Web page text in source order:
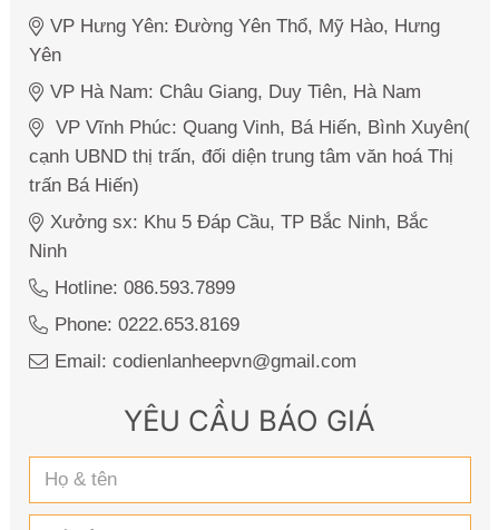
VP Hưng Yên: Đường Yên Thổ, Mỹ Hào, Hưng
Yên
VP Hà Nam: Châu Giang, Duy Tiên, Hà Nam
VP Vĩnh Phúc: Quang Vinh, Bá Hiến, Bình Xuyên(
cạnh UBND thị trấn, đối diện trung tâm văn hoá Thị
trấn Bá Hiến)
Xưởng sx: Khu 5 Đáp Cầu, TP Bắc Ninh, Bắc
Ninh
Hotline: 086.593.7899
Phone: 0222.653.8169
Email: codienlanheepvn@gmail.com
YÊU CẦU BÁO GIÁ